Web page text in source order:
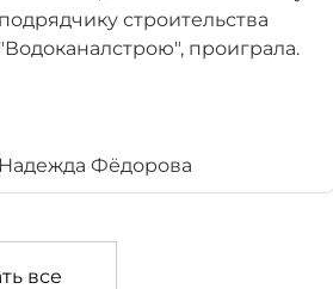
подрядчику строительства
"Водоканалстрою", проиграла.
Надежда Фёдорова
все